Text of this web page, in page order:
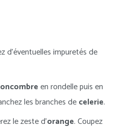
d’éventuelles impuretés de
en rondelle puis en
les branches decelerie.
le zeste d’orange. Coupez